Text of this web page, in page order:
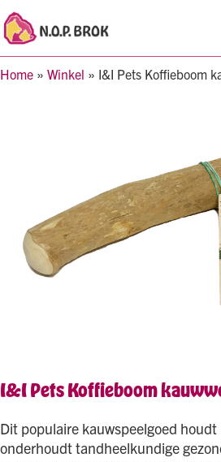
MERKEN
OVER N.O.P BROK
Home » Winkel » I&I Pets Koffieboom
I&I Pets Koffieboom
Dit populaire kauwspeelgoed
onderhoudt tandheelkundige